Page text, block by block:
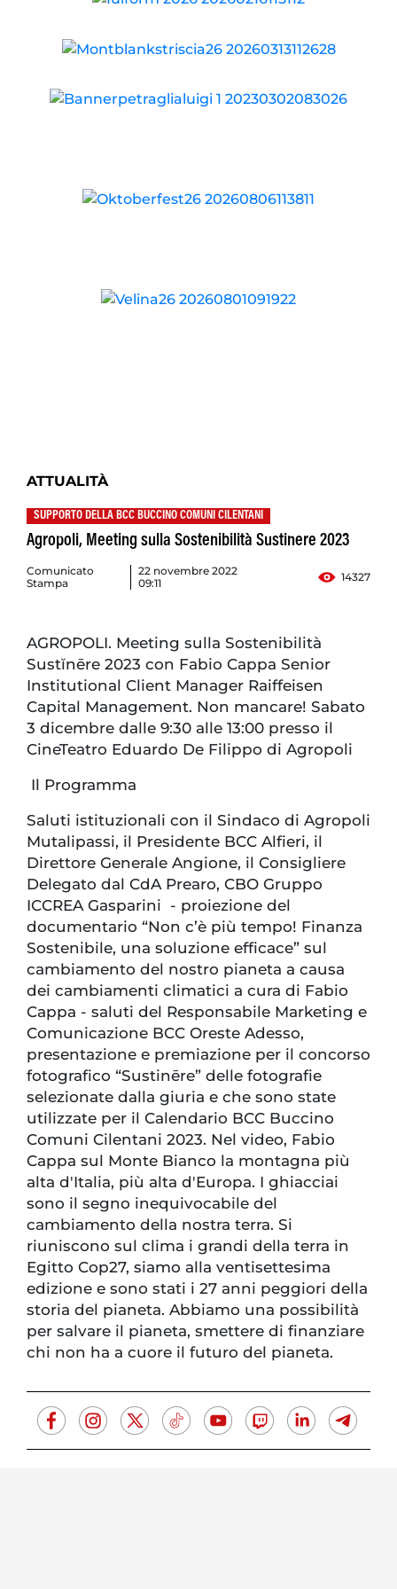
ATTUALITÀ
SUPPORTO DELLA BCC BUCCINO COMUNI CILENTANI
Agropoli, Meeting sulla Sostenibilità Sustinere 2023
Comunicato
Stampa
22 novembre 2022
09:11
14327
AGROPOLI. Meeting sulla Sostenibilità
Sustĭnēre 2023 con Fabio Cappa Senior
Institutional Client Manager Raiffeisen
Capital Management. Non mancare! Sabato
3 dicembre dalle 9:30 alle 13:00 presso il
CineTeatro Eduardo De Filippo di Agropoli
Il Programma
Saluti istituzionali con il Sindaco di Agropoli
Mutalipassi, il Presidente BCC Alfieri, il
Direttore Generale Angione, il Consigliere
Delegato dal CdA Prearo, CBO Gruppo
ICCREA Gasparini - proiezione del
documentario “Non c’è più tempo! Finanza
Sostenibile, una soluzione efficace” sul
cambiamento del nostro pianeta a causa
dei cambiamenti climatici a cura di Fabio
Cappa - saluti del Responsabile Marketing e
Comunicazione BCC Oreste Adesso,
presentazione e premiazione per il concorso
fotografico “Sustinēre” delle fotografie
selezionate dalla giuria e che sono state
utilizzate per il Calendario BCC Buccino
Comuni Cilentani 2023. Nel video, Fabio
Cappa sul Monte Bianco la montagna più
alta d'Italia, più alta d'Europa. I ghiacciai
sono il segno inequivocabile del
cambiamento della nostra terra. Si
riuniscono sul clima i grandi della terra in
Egitto Cop27, siamo alla ventisettesima
edizione e sono stati i 27 anni peggiori della
storia del pianeta. Abbiamo una possibilità
per salvare il pianeta, smettere di finanziare
chi non ha a cuore il futuro del pianeta.